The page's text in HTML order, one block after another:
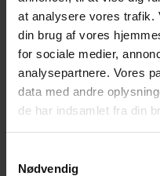
at analysere vores trafik.
din brug af vores
for sociale medier,
analysepartnere. Vores
data med andre
de har indsamlet fra din
Nødvendig